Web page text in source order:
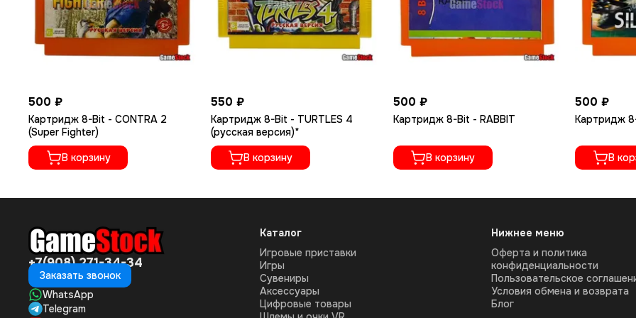
500 ₽
Картридж 8-Bit - CONTRA 2
(Super Fighter)
В корзину
550 ₽
Картридж 8-Bit - TURTLES 4
(русская версия)*
В корзину
500 ₽
Картридж 8-Bit - RABBIT
В корзину
500 ₽
Картридж
В
+7(908) 271-34-34
Заказать звонок
WhatsApp
Telegram
Каталог
Игровые приставки
Игры
Сувениры
Аксессуары
Цифровые товары
Нижнее меню
Оферта и политика
конфиденциальности
Пользовательское
Условия обмена и возврата
Блог